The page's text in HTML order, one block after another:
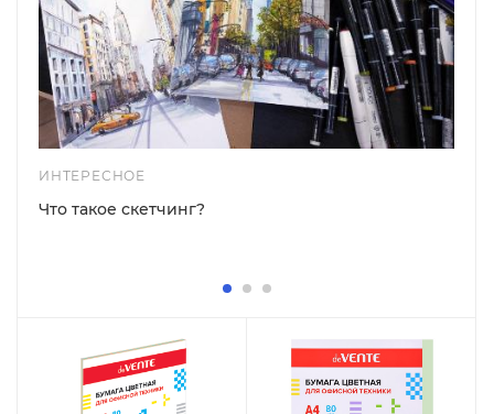
ИНТЕРЕСНОЕ
Что такое скетчинг?